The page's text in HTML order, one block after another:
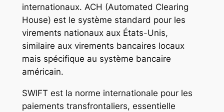
internationaux. ACH (Automated Clearing
House) est le système standard pour les
virements nationaux aux États-Unis,
similaire aux virements bancaires locaux
mais spécifique au système bancaire
américain.
SWIFT est la norme internationale pour les
paiements transfrontaliers, essentielle